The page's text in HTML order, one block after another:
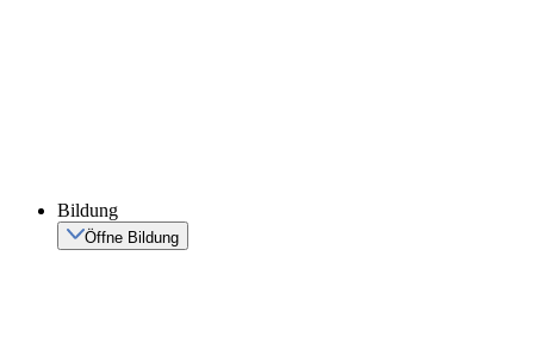
Bildung
Öffne Bildung